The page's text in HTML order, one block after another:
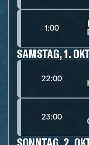
1:00
SAMSTAG, 1.
22:00
23:00